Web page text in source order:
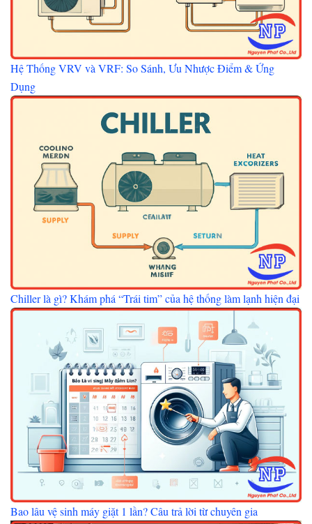
Hệ Thống VRV và VRF: So Sánh, Ưu Nhược Điểm & Ứng
Dụng
Chiller là gì? Khám phá “Trái tim” của hệ thống làm lạnh hiện đại
Bao lâu vệ sinh máy giặt 1 lần? Câu trả lời từ chuyên gia